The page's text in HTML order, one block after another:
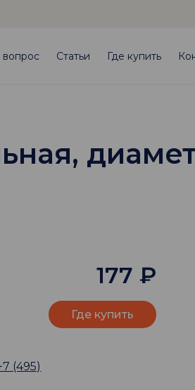
вопрос Статьи Где купить
(495)
177 ₽
Где купить